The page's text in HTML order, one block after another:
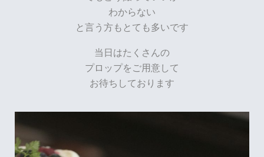
わからない
と言う方もとても多いです
当日はたくさんの
プロップをご用意して
お待ちしております